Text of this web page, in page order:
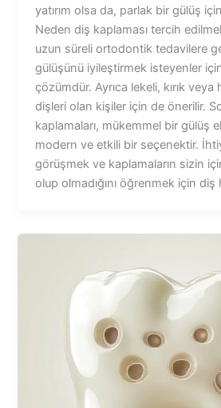
yatırım olsa da, parlak bir gülüş
Neden diş kaplaması tercih
uzun süreli ortodontik tedavilere
gülüşünü iyileştirmek isteyenler
çözümdür. Ayrıca lekeli, kırık veya
dişleri olan kişiler için de önerilir.
kaplamaları, mükemmel bir gülüş
modern ve etkili bir seçenektir.
görüşmek ve kaplamaların sizin
olup olmadığını öğrenmek için diş